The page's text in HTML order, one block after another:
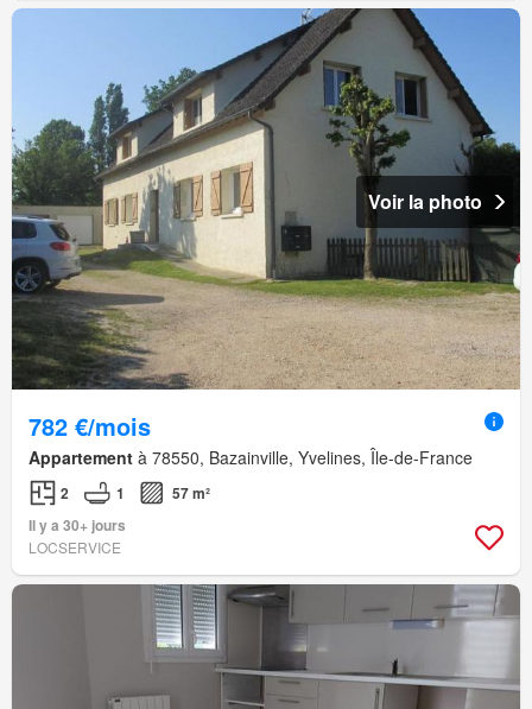
Voir la photo
782 €/mois
Appartement à 78550, Bazainville, Yvelines, Île-de-France
2 1
57 m²
Il y a 30+ jours
LOCSERVICE